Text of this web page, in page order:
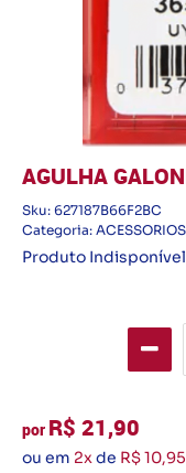
AGULHA
Sku: 627187B66F2BC
Categoria: ACESSORIOS
Produto Indisponível
por R$ 21,90
ou em 2xde R$ 10,95